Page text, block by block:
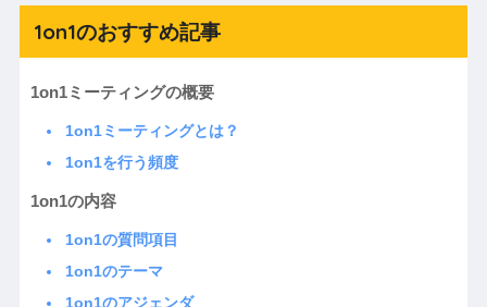
1on1のおすすめ記事
1on1ミーティングの概要
1on1ミーティングとは？
1on1を行う頻度
1on1の内容
1on1の質問項目
1on1のテーマ
1on1のアジェンダ